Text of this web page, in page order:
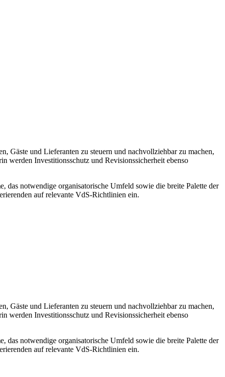
Gäste und Lieferanten zu steuern und nachvollziehbar zu machen,
werden Investitionsschutz und Revisionssicherheit ebenso
notwendige organisatorische Umfeld sowie die breite Palette der
auf relevante VdS-Richtlinien ein.
Gäste und Lieferanten zu steuern und nachvollziehbar zu machen,
werden Investitionsschutz und Revisionssicherheit ebenso
notwendige organisatorische Umfeld sowie die breite Palette der
auf relevante VdS-Richtlinien ein.